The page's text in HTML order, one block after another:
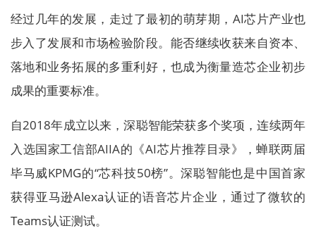
经过几年的发展，走过了最初的萌芽期，AI芯片产业也
步入了发展和市场检验阶段。能否继续收获来自资本、
落地和业务拓展的多重利好，也成为衡量造芯企业初步
成果的重要标准。
自2018年成立以来，深聪智能荣获多个奖项，连续两年
入选国家工信部AIIA的《AI芯片推荐目录》，蝉联两届
毕马威KPMG的“芯科技50榜”。深聪智能也是中国首家
获得亚马逊Alexa认证的语音芯片企业，通过了微软的
Teams认证测试。